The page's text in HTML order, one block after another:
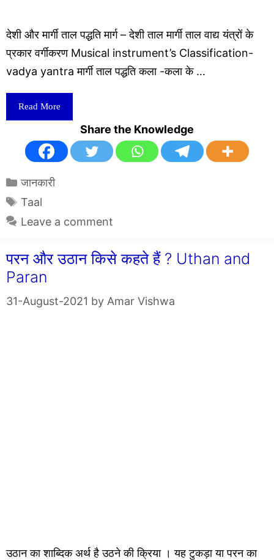
देशी और मार्गी ताल पद्धति मार्ग – देशी ताल मार्गी ताल वाद्य यंत्रों के
प्रकार वर्गीकरण Musical instrument’s Classification-
vadya yantra मार्गी ताल पद्धति कला -कला के …
Read More
Share the Knowledge
Categories
जानकारी
Tags
Taal
Leave a comment
परन और उठान किसे कहते हैं ? Uthan and
Paran
31-August-2021 by Amar Vishwa
उठान का शाब्दिक अर्थ है उठने की क्रिया । यह टुकड़ा या परन का